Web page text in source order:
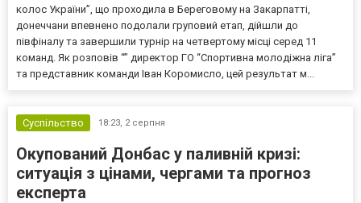
колос України”, що проходила в Береговому на Закарпатті,
донеччани впевнено подолали груповий етап, дійшли до
півфіналу та завершили турнір на четвертому місці серед 11
команд. Як розповів “” директор ГО “Спортивна молодіжна ліга”
та представник команди Іван Коромисло, цей результат м...
Суспільство 18:23, 2 серпня
Окупований Донбас у паливній кризі:
ситуація з цінами, чергами та прогноз
експерта